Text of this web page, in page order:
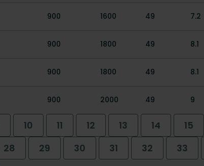
900 1600 49 7.2
900 1800 49 8.1
900 1800 49 8.1
900 2000 49 9
10 11 12 13 14 15
28 29 30 31 32 33